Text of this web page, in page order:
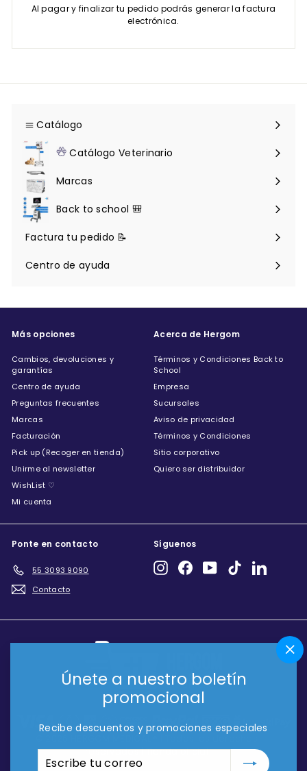
Únete a nuestro boletín
promocional
Recibe descuentos y promociones especiales
tu
Al pagar y finalizar tu pedido podrás generar la factura
electrónica.
Catálogo
Expandir
menú
Catálogo Veterinario
Expandir
menú
Marcas
Back to school 🎒
Factura tu pedido 📝
Centro de ayuda
Expandir
Más opciones
Cambios, devoluciones y
garantías
Centro de ayuda
Preguntas frecuentes
Marcas
Facturación
Pick up (Recoger en tienda)
Unirme al newsletter
WishList ♡
Mi cuenta
Acerca de Hergom
Términos y Condiciones Back to
School
Empresa
Sucursales
Aviso de privacidad
Términos y Condiciones
Sitio corporativo
Quiero ser distribuidor
Ponte en contacto
55 3093 9090
Contacto
Síguenos
InstagramFacebookYouTubeTikTokLinkedIn
© 2026 HERGOM MEDICAL ® | Todos los derechos
reservados | Tienda oficial